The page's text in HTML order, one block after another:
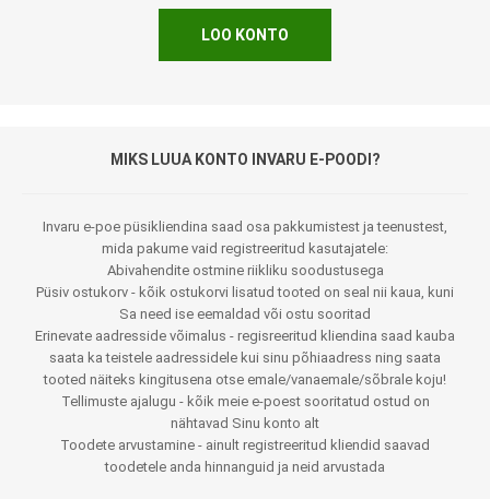
LOO KONTO
MIKS LUUA KONTO INVARU E-POODI?
Invaru e-poe püsikliendina saad osa pakkumistest ja teenustest,
mida pakume vaid registreeritud kasutajatele:
Abivahendite ostmine riikliku soodustusega
Püsiv ostukorv - kõik ostukorvi lisatud tooted on seal nii kaua, kuni
Sa need ise eemaldad või ostu sooritad
Erinevate aadresside võimalus - regisreeritud kliendina saad kauba
saata ka teistele aadressidele kui sinu põhiaadress ning saata
tooted näiteks kingitusena otse emale/vanaemale/sõbrale koju!
Tellimuste ajalugu - kõik meie e-poest sooritatud ostud on
nähtavad Sinu konto alt
Toodete arvustamine - ainult registreeritud kliendid saavad
toodetele anda hinnanguid ja neid arvustada